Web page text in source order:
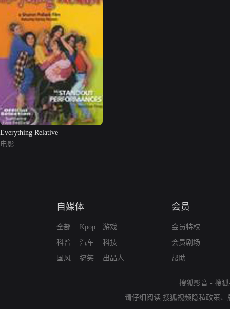
Everything Relative
电影
自媒体
全部
科普
国风
Kpop
汽车
搞笑
游戏
科技
出品人
会员
会员特权
会员剧场
帮助
搜狐影音 - 搜
请仔细阅读 搜狐视频隐私政策、